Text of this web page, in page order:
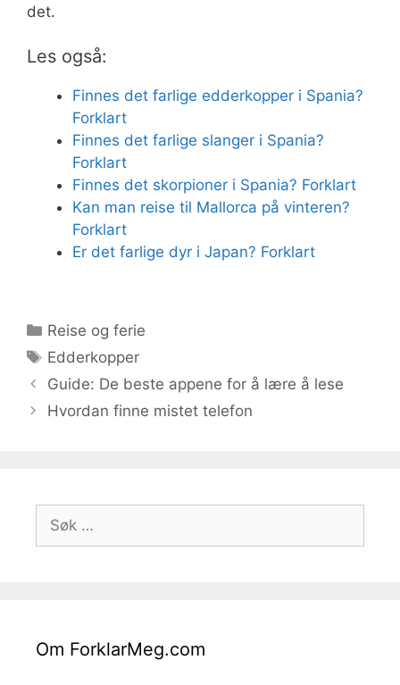
det.
Les også:
Finnes det farlige edderkopper i Spania?
Forklart
Finnes det farlige slanger i Spania?
Forklart
Finnes det skorpioner i Spania? Forklart
Kan man reise til Mallorca på vinteren?
Forklart
Er det farlige dyr i Japan? Forklart
Kategorier
Reise og ferie
Stikkord
Edderkopper
Guide: De beste appene for å lære å lese
Hvordan finne mistet telefon
etter:
Om ForklarMeg.com